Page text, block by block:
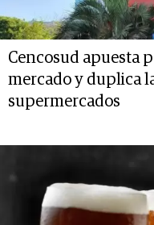
Cencosud apuesta
mercado y duplica
supermercados